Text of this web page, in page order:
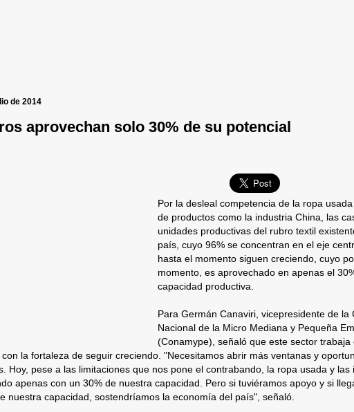
de 2014
aprovechan solo 30% de su potencial
Por la desleal competencia de la ropa
de productos como la industria China, las
unidades productivas del rubro textil
país, cuyo 96% se concentran en el eje
hasta el momento siguen creciendo, cuyo
momento, es aprovechado en apenas el
capacidad productiva.
Para Germán Canaviri, vicepresidente de la
Nacional de la Micro Mediana y Pequeña
(Conamype), señaló que este sector trabaja
la fortaleza de seguir creciendo. "Necesitamos abrir más ventanas y
Hoy, pese a las limitaciones que nos pone el contrabando, la ropa usada y las
apenas con un 30% de nuestra capacidad. Pero si tuviéramos apoyo y si
nuestra capacidad, sostendríamos la economía del país", señaló.